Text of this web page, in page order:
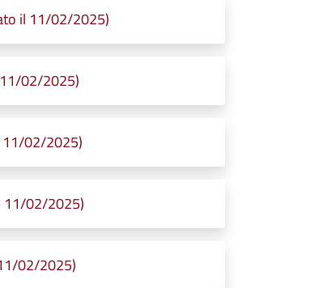
il 11/02/2025)
11/02/2025)
11/02/2025)
11/02/2025)
02/2025)